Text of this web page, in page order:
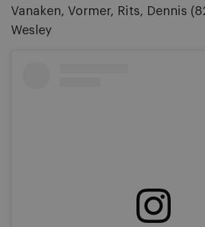
Vanaken, Vormer, Rits, Dennis
Wesley